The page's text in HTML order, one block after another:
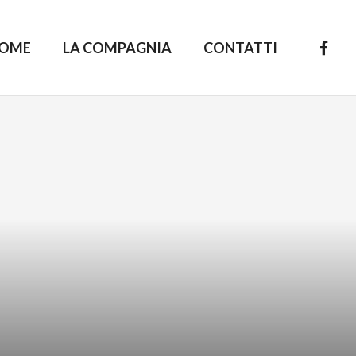
LA COMPAGNIA CONTATTI